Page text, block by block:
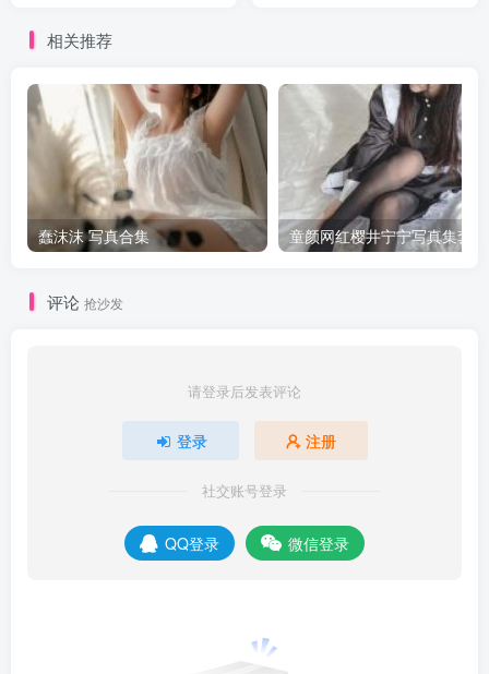
相关推荐
蠢沫沫 写真合集 童颜网红樱井宁宁写真集套图
评论 抢沙发
请登录后发表评论
登录 注册
社交账号登录
QQ登录 微信登录